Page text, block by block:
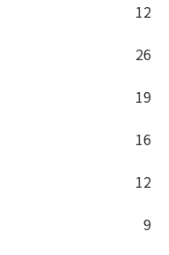
12
26
19
16
12
9